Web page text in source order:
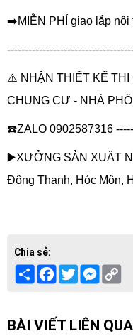
➡️MIỄN PHÍ giao lắp nội
⚠️ NHẬN THIẾT KẾ THI
CHUNG CƯ - NHÀ
☎️ZALO 0902587316
▶️XƯỞNG SẢN XUẤT
Đông Thạnh, Hóc Môn,
Chia sẻ:
ShareFacebook
Twitter
Link
BÀI VIẾT LIÊN